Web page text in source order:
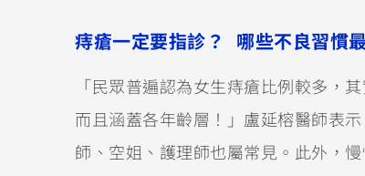
痔瘡一定要指診？ 哪些不良習慣
「民眾普遍認為女生痔瘡比例較多，
而且涵蓋各年齡層！」盧延榕醫師表
師、空姐、護理師也屬常見。此外，